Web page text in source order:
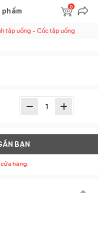
0
tập uống - Cốc tập uống
BẠN
hàng.